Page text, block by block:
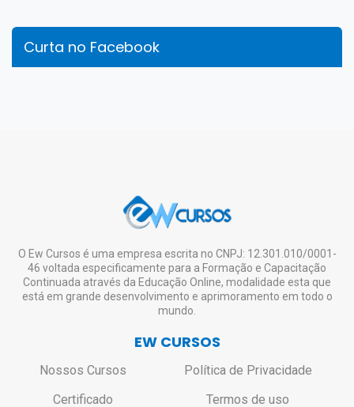
Curta no Facebook
O Ew Cursos é uma empresa escrita no CNPJ: 12.301.010/0001-
46 voltada especificamente para a Formação e Capacitação
Continuada através da Educação Online, modalidade esta que
está em grande desenvolvimento e aprimoramento em todo o
mundo.
EW CURSOS
Nossos Cursos
Certificado
Política de Privacidade
Termos de uso